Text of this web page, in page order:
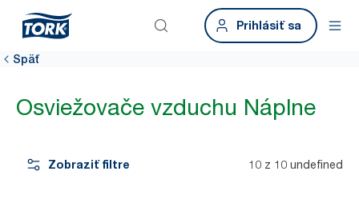
Prihlásiť sa
Späť
Osviežovače vzduchu Náplne
Zobraziť filtre 10 z 10 undefined